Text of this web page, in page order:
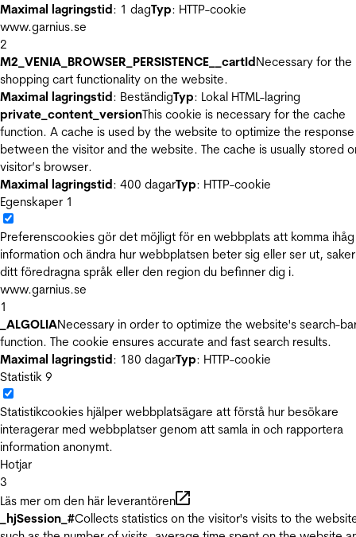
Maximal lagringstid: 1 dagTyp: HTTP-cookie
www.garnius.se
2
M2_VENIA_BROWSER_PERSISTENCE__cartIdNecessary for the
shopping cart functionality on the website.
Maximal lagringstid: BeständigTyp: Lokal HTML-lagring
private_content_versionThis cookie is necessary for the cache
function. A cache is used by the website to optimize the
between the visitor and the website. The cache is usually stored
visitor’s browser.
Maximal lagringstid: 400 dagarTyp: HTTP-cookie
Egenskaper 1
Preferenscookies gör det möjligt för en webbplats att komma ihåg
information och ändra hur webbplatsen beter sig eller ser ut,
ditt föredragna språk eller den region du befinner dig i.
www.garnius.se
1
_ALGOLIANecessary in order to optimize the website's search-
function. The cookie ensures accurate and fast search results.
Maximal lagringstid: 180 dagarTyp: HTTP-cookie
Statistik 9
Statistikcookies hjälper webbplatsägare att förstå hur besökare
interagerar med webbplatser genom att samla in och rapportera
information anonymt.
Hotjar
3
Läs mer om den här leverantören
_hjSession_#Collects statistics on the visitor's visits to the